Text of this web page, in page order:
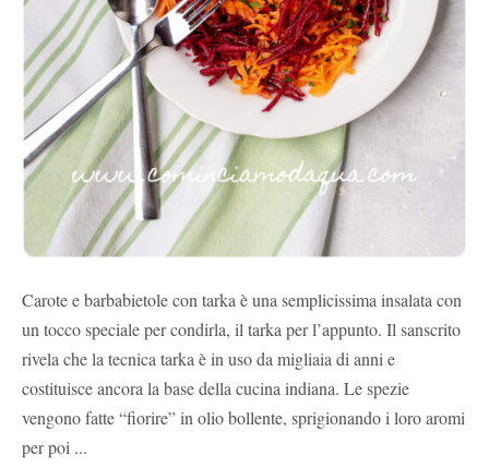
Carote e barbabietole con tarka è una semplicissima insalata con
un tocco speciale per condirla, il tarka per l’appunto. Il sanscrito
rivela che la tecnica tarka è in uso da migliaia di anni e
costituisce ancora la base della cucina indiana. Le spezie
vengono fatte “fiorire” in olio bollente, sprigionando i loro aromi
per poi ...